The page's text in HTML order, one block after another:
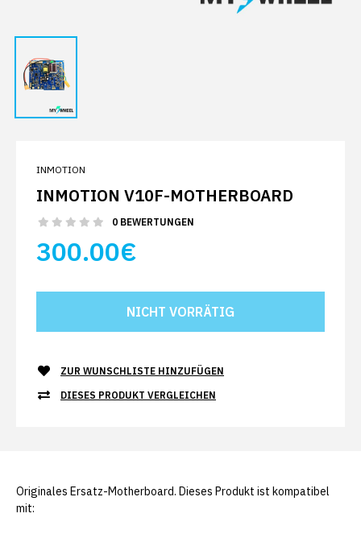
INMOTION
INMOTION V10F-MOTHERBOARD
0 BEWERTUNGEN
300.00€
ZUR WUNSCHLISTE HINZUFÜGEN
DIESES PRODUKT VERGLEICHEN
Originales Ersatz-Motherboard. Dieses Produkt ist kompatibel
mit: